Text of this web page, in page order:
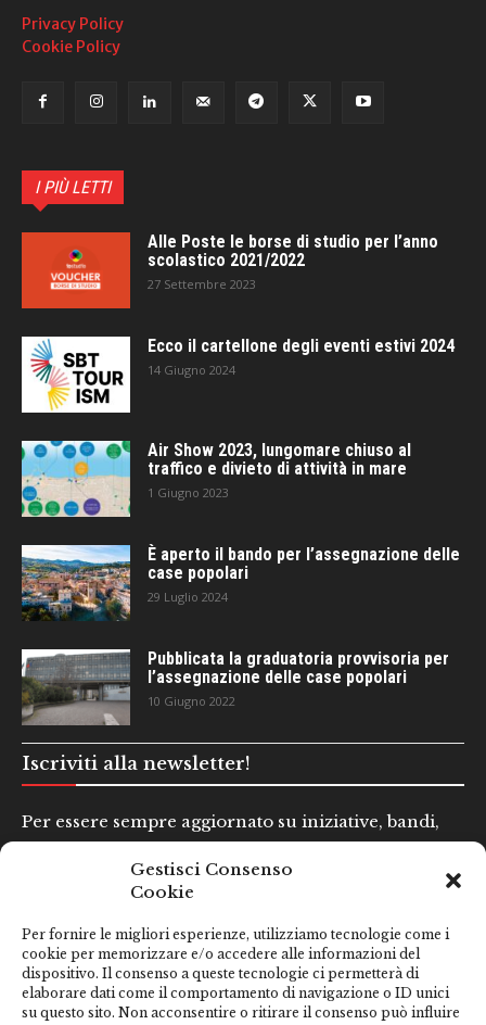
Gestisci Consenso
Cookie
Per fornire le migliori esperienze, utilizziamo tecnologie come i
cookie per memorizzare e/o accedere alle informazioni del
dispositivo. Il consenso a queste tecnologie ci permetterà di
elaborare dati come il comportamento di navigazione o ID unici
su questo sito. Non acconsentire o ritirare il consenso può influire
Privacy Policy
Cookie Policy
I PIÙ LETTI
Alle Poste le borse di studio per l’anno
scolastico 2021/2022
27 Settembre 2023
Ecco il cartellone degli eventi estivi 2024
14 Giugno 2024
Air Show 2023, lungomare chiuso al
traffico e divieto di attività in mare
1 Giugno 2023
È aperto il bando per l’assegnazione delle
case popolari
29 Luglio 2024
Pubblicata la graduatoria provvisoria per
l’assegnazione delle case popolari
10 Giugno 2022
Iscriviti alla newsletter!
Per essere sempre aggiornato su iniziative, bandi,
Email*